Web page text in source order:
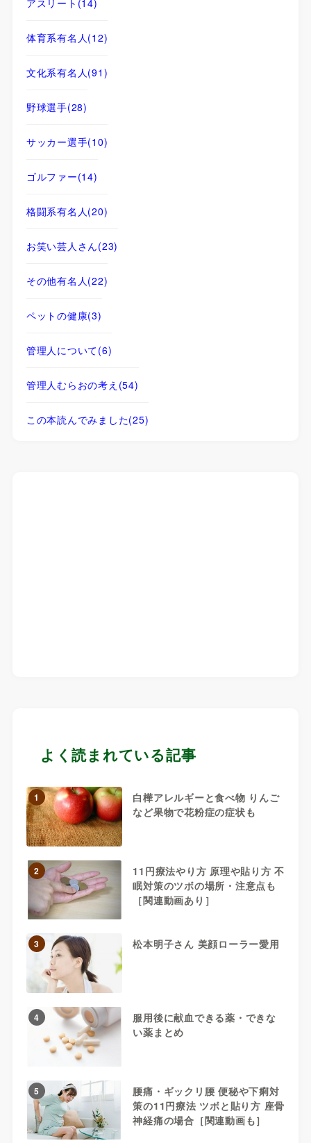
体育系有名人 (12)
文化系有名人 (91)
野球選手(28)
サッカー選手(10)
ゴルファー(14)
格闘系有名人 (20)
お笑い芸人さん(23)
その他有名人 (22)
ペットの健康(3)
管理人について(6)
管理人むらおの考え (54)
この本読んでみました(25)
よく読まれている記事
1
白樺アレルギーと食べ物 りんご
など果物で花粉症の症状も
2
11円療法やり方 原理や貼り方 不
眠対策のツボの場所・注意点も
［関連動画あり］
3 松本明子さん 美顔ローラー愛用
4
服用後に献血できる薬・できな
い薬まとめ
5
腰痛・ギックリ腰 便秘や下痢対
策の11円療法 ツボと貼り方 座骨
神経痛の場合［関連動画も］